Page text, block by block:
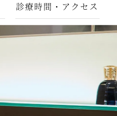
診療時間・アクセス